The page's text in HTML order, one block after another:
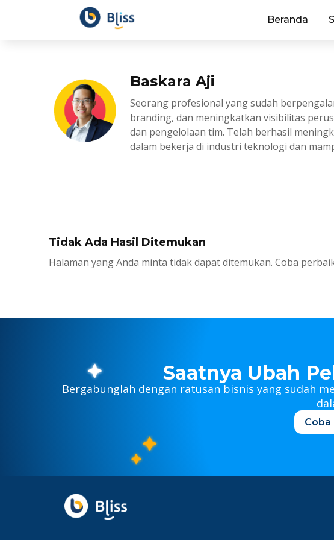
Beranda
Baskara Aji
Seorang profesional yang sudah
branding, dan meningkatkan visibilitas
dan pengelolaan tim. Telah berhasil
dalam bekerja di industri teknologi dan
Tidak Ada Hasil Ditemukan
Halaman yang Anda minta tidak dapat ditemukan. Coba
Saatnya Ubah
Bergabunglah dengan ratusan bisnis yang sudah
Coba